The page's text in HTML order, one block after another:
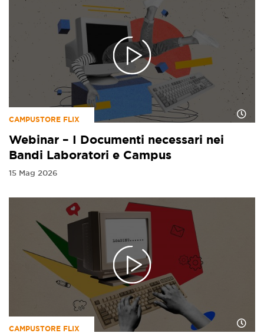
CAMPUSTORE FLIX
Webinar – I Documenti necessari nei
Bandi Laboratori e Campus
15 Mag 2026
CAMPUSTORE FLIX